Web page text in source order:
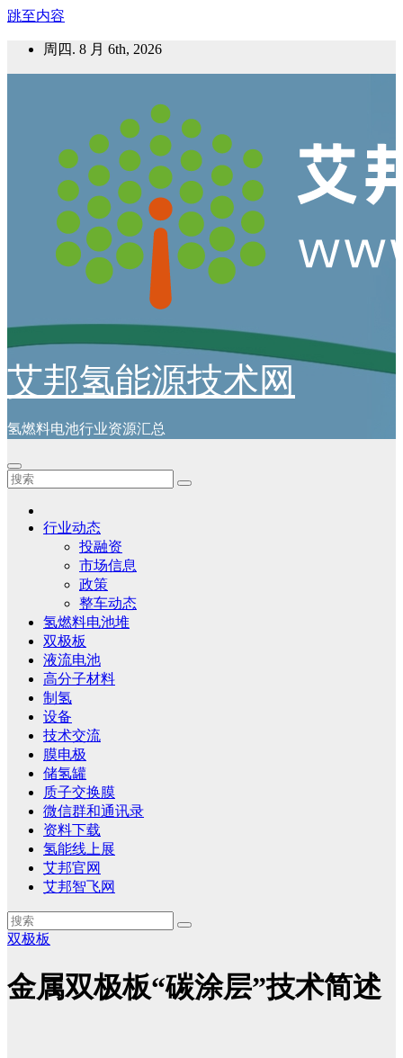
跳至内容
周四. 8 月 6th, 2026
艾邦氢能源技术网
氢燃料电池行业资源汇总
行业动态
投融资
市场信息
政策
整车动态
氢燃料电池堆
双极板
液流电池
高分子材料
制氢
设备
技术交流
膜电极
储氢罐
质子交换膜
微信群和通讯录
资料下载
氢能线上展
艾邦官网
艾邦智飞网
双极板
金属双极板“碳涂层”技术简述